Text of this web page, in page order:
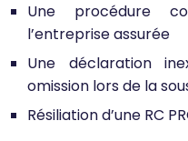
Une procédure
l’entreprise assurée
Une déclaration
omission lors de la
Résiliation d’une RC